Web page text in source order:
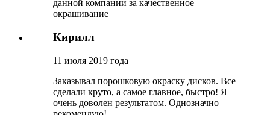
данной компании за качественное
окрашивание
Кирилл
11 июля 2019 года
Заказывал порошковую окраску дисков. Все
сделали круто, а самое главное, быстро! Я
очень доволен результатом. Однозначно